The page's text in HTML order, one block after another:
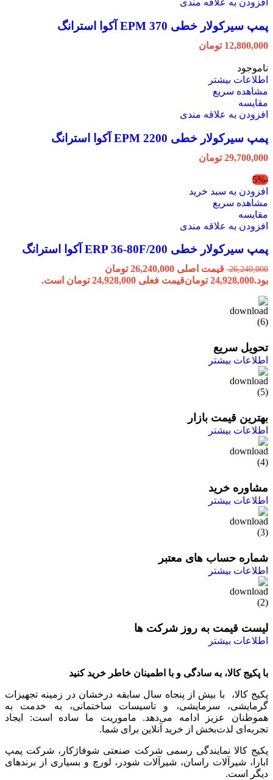
افزودن به علاقه مندی
پمپ سیرکولار خطی EPM 370 آکوا استرانگ
12,800,000 تومان
ناموجود
اطلاعات بیشتر
مشاهده سریع
مقایسه
افزودن به علاقه مندی
پمپ سیرکولار خطی EPM 2200 آکوا استرانگ
29,700,000 تومان
-5%
افزودن به سبد خرید
مشاهده سریع
مقایسه
افزودن به علاقه مندی
پمپ سیرکولار خطی ERP 36-80F/200 آکوا استرانگ
26,240,000
قیمت اصلی 26,240,000 تومان
بود.24,928,000 تومانقیمت فعلی 24,928,000 تومان است.
تحویل سریع
اطلاعات بیشتر
بهترین قیمت بازار
اطلاعات بیشتر
مشاوره خرید
اطلاعات بیشتر
شماره حساب های معتبر
اطلاعات بیشتر
لیست قیمت به روز شرکت ها
اطلاعات بیشتر
با پکیج کالا، به سادگی و با اطمینان خاطر خرید کنید
پکیج کالا، با بیش از پنجاه سال سابقه درخشان در زمینه تجهیزات
گرمایشی، سرمایشی، و تاسیسات ساختمانی، به خدمت به
هموطنان عزیز ادامه می‌دهد. ماموریت ما ساده است: ایجاد
تجربه‌ای لذت‌بخش از خرید آنلاین برای شما.
پکیج کالا نمایندگی رسمی شرکت صنعتی شوفاژکار، شرکت پمپ
ابارا، شیرآلات راسان، شیرآلات شودر، لورچ و بسیاری از برندهای
دیگر است.